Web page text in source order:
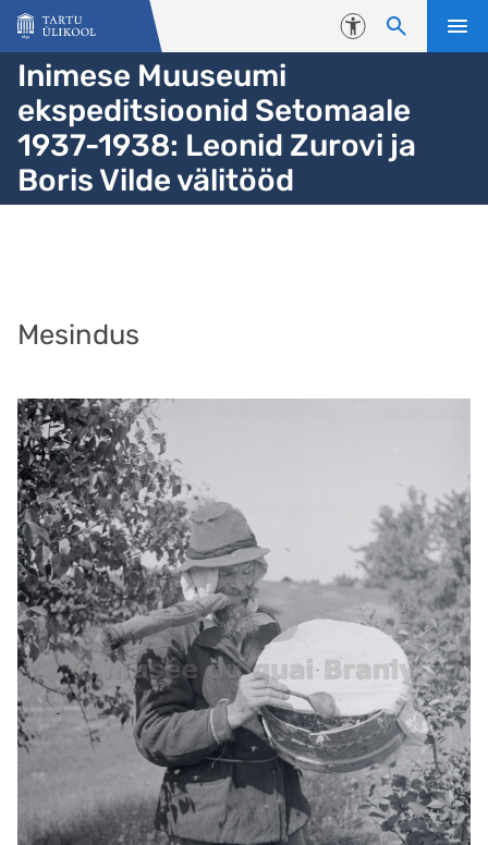
Liigu edasi põhisisu juurde
Juurdepääsetavus
Inimese Muuseumi
ekspeditsioonid Setomaale
1937-1938: Leonid Zurovi ja
Boris Vilde välitööd
Mesindus